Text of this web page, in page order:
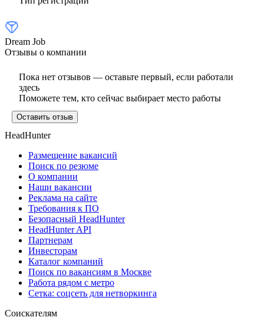
Dream Job
Отзывы о компании
Пока нет отзывов — оставьте первый, если работали
здесь
Поможете тем, кто сейчас выбирает место работы
Оставить отзыв
HeadHunter
Размещение вакансий
Поиск по резюме
О компании
Наши вакансии
Реклама на сайте
Требования к ПО
Безопасный HeadHunter
HeadHunter API
Партнерам
Инвесторам
Каталог компаний
Поиск по вакансиям в Москве
Работа рядом с метро
Сетка: соцсеть для нетворкинга
Соискателям